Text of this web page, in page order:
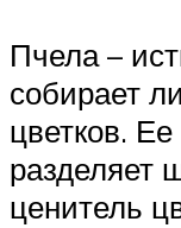
Пчела –
собирает
цветков.
разделяет
ценитель